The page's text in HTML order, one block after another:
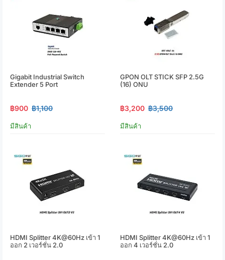
Gigabit Industrial Switch
Extender 5 Port
฿900 ฿1,100
มีสินค้า
GPON OLT STICK SFP 2.5G
(16) ONU
฿3,200 ฿3,500
มีสินค้า
HDMI Splitter 4K@60Hz เข้า 1
ออก 2 เวอร์ชั่น 2.0
HDMI Splitter 4K@60Hz เข้า 1
ออก 4 เวอร์ชั่น 2.0